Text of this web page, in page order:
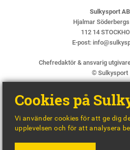
Sulkysport AB
Hjalmar
112 14
E-post:
Chefredaktör & ansvarig
© Sulkysport
Cookies på
Vi använder cookies för att ge dig
upplevelsen och för att analysera